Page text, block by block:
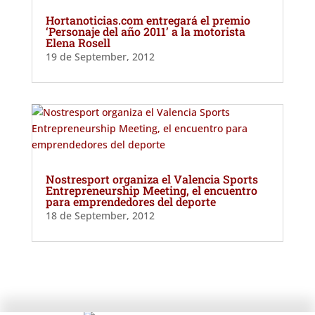
Hortanoticias.com entregará el premio
‘Personaje del año 2011’ a la motorista
Elena Rosell
19 de September, 2012
Nostresport organiza el Valencia Sports
Entrepreneurship Meeting, el encuentro
para emprendedores del deporte
18 de September, 2012